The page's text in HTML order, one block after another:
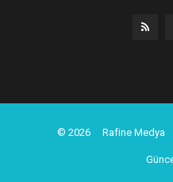
© 2026 Rafine Medya